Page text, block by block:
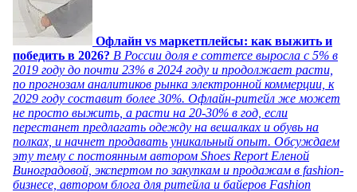
Офлайн vs маркетплейсы: как выжить и
победить в 2026? В России доля e commerce выросла с 5% в
2019 году до почти 23% в 2024 году и продолжает расти,
по прогнозам аналитиков рынка электронной коммерции, к
2029 году составит более 30%. Офлайн-ритейл же может
не просто выжить, а расти на 20-30% в год, если
перестанет предлагать одежду на вешалках и обувь на
полках, и начнет продавать уникальный опыт. Обсуждаем
эту тему с постоянным автором Shoes Report Еленой
Виноградовой, экспертом по закупкам и продажам в fashion-
бизнесе, автором блога для ритейла и байеров Fashion